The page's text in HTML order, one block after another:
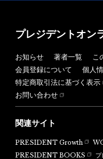
プレジデントオン
お知らせ 著者一覧
こ
会員登録について
個人
特定商取引法に基づく表示
お問い合わせ
関連サイト
PRESIDENT Growth
PRESIDENT BOOKS